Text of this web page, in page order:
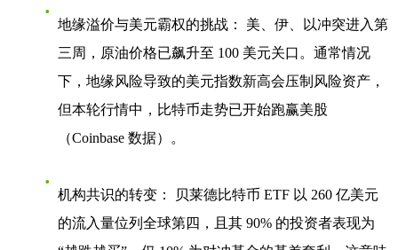
地缘溢价与美元霸权的挑战：
美、伊、以冲突进入第
三周，原油价格已飙升至 100 美元关口。通常情况
下，地缘风险导致的美元指数新高会压制风险资产，
但本轮行情中，比特币走势已开始跑赢美股
（Coinbase 数据）。
机构共识的转变：
贝莱德比特币 ETF 以 260 亿美元
的流入量位列全球第四，且其 90% 的投资者表现为